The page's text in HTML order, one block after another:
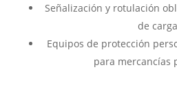
Señalización y rotulación
de
Equipos de protección
para mercancías